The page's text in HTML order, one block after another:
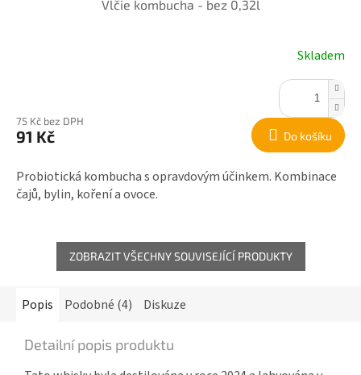
Vlčie kombucha - bez 0,32l
Skladem
75 Kč bez DPH
91 Kč Do košíku
Probiotická kombucha s opravdovým účinkem. Kombinace
čajů, bylin, koření a ovoce.
ZOBRAZIT VŠECHNY SOUVISEJÍCÍ PRODUKTY
Popis Podobné (4) Diskuze
Detailní popis produktu